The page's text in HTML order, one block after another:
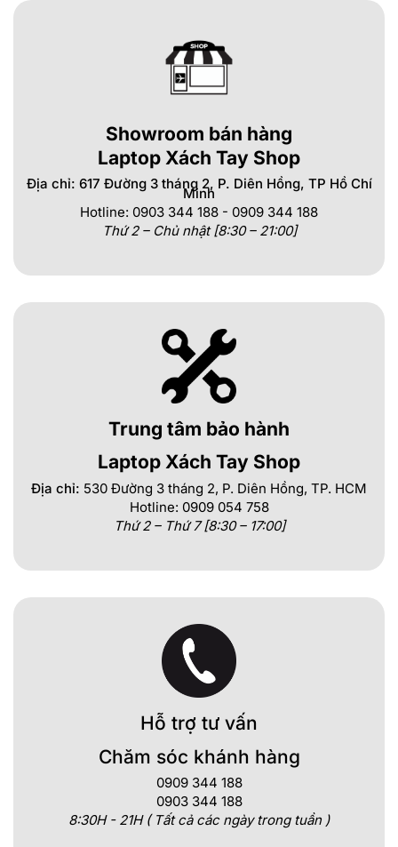
Showroom bán hàng
Laptop Xách Tay Shop
Địa chỉ: 617 Đường 3 tháng 2, P. Diên Hồng, TP Hồ Chí
Minh
Hotline: 0903 344 188 - 0909 344 188
Thứ 2 – Chủ nhật [8:30 – 21:00]
Trung tâm bảo hành
Laptop Xách Tay Shop
Địa chỉ: 530 Đường 3 tháng 2, P. Diên Hồng, TP. HCM
Hotline: 0909 054 758
Thứ 2 – Thứ 7 [8:30 – 17:00]
Hỗ trợ tư vấn
Chăm sóc khánh hàng
0909 344 188
0903 344 188
8:30H - 21H ( Tất cả các ngày trong tuần )